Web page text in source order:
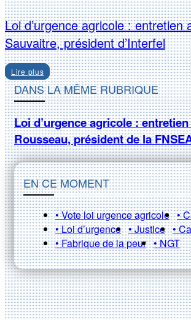
Loi d’urgence agricole : entretien
Sauvaitre, président d’Interfel
Lire plus
DANS LA MÊME RUBRIQUE
Loi d’urgence agricole :
Rousseau, président de la
EN CE MOMENT
• Vote loi urgence agricole •
• Loi d’urgence • Justice •
• Fabrique de la peur • NGT